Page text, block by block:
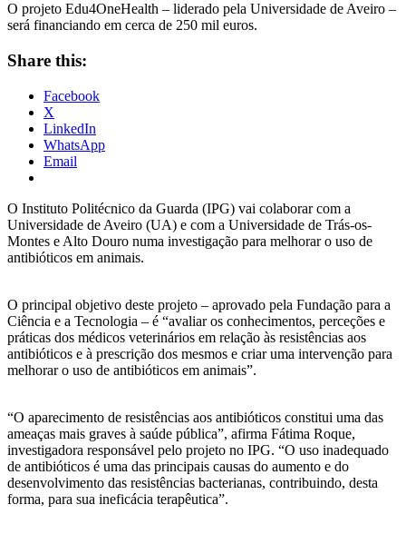
O projeto Edu4OneHealth – liderado pela Universidade de Aveiro –
será financiando em cerca de 250 mil euros.
Share this:
Facebook
X
LinkedIn
WhatsApp
Email
O Instituto Politécnico da Guarda (IPG) vai colaborar com a
Universidade de Aveiro (UA) e com a Universidade de Trás-os-
Montes e Alto Douro numa investigação para melhorar o uso de
antibióticos em animais.
O principal objetivo deste projeto – aprovado pela Fundação para a
Ciência e a Tecnologia – é “avaliar os conhecimentos, perceções e
práticas dos médicos veterinários em relação às resistências aos
antibióticos e à prescrição dos mesmos e criar uma intervenção para
melhorar o uso de antibióticos em animais”.
“O aparecimento de resistências aos antibióticos constitui uma das
ameaças mais graves à saúde pública”, afirma Fátima Roque,
investigadora responsável pelo projeto no IPG. “O uso inadequado
de antibióticos é uma das principais causas do aumento e do
desenvolvimento das resistências bacterianas, contribuindo, desta
forma, para sua ineficácia terapêutica”.